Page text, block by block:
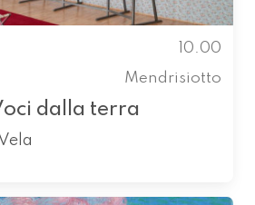
10.00
Mendrisiotto
dalla terra